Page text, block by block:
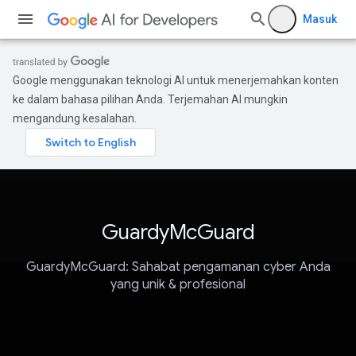
Masuk
Google menggunakan teknologi AI untuk menerjemahkan konten
ke dalam bahasa pilihan Anda. Terjemahan AI mungkin
mengandung kesalahan.
GuardyMcGuard
GuardyMcGuard: Sahabat pengamanan cyber Anda
yang unik & profesional